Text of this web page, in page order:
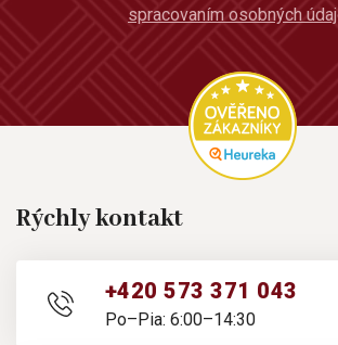
spracovaním osobných
Rýchly kontakt
+420 573 371 043
Po–Pia: 6:00–14:30